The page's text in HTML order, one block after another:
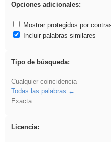
Opciones adicionales:
Mostrar protegidos por
Incluir palabras similares
Tipo de búsqueda:
Cualquier coincidencia
Todas las palabras
Exacta
Licencia: